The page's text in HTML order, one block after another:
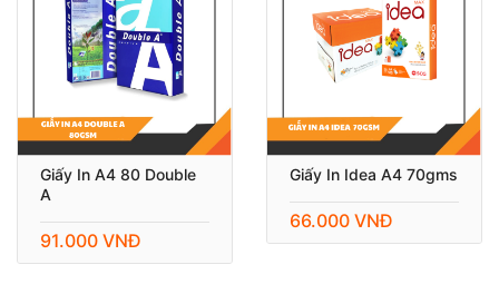
Giấy In A4 80 Double
A
91.000 VNĐ
Giấy In Idea A4 70gms
66.000 VNĐ